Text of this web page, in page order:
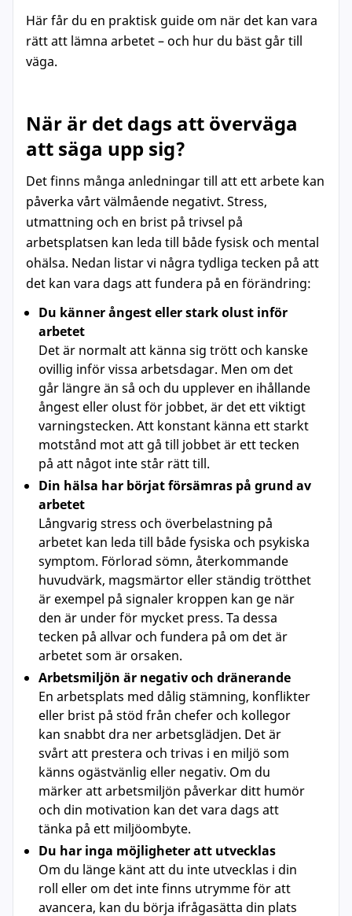
Här får du en praktisk guide om när det kan vara
rätt att lämna arbetet – och hur du bäst går till
väga.
När är det dags att överväga
att säga upp sig?
Det finns många anledningar till att ett arbete kan
påverka vårt välmående negativt. Stress,
utmattning och en brist på trivsel på
arbetsplatsen kan leda till både fysisk och mental
ohälsa. Nedan listar vi några tydliga tecken på att
det kan vara dags att fundera på en förändring:
Du känner ångest eller stark olust inför
arbetet
Det är normalt att känna sig trött och kanske
ovillig inför vissa arbetsdagar. Men om det
går längre än så och du upplever en ihållande
ångest eller olust för jobbet, är det ett viktigt
varningstecken. Att konstant känna ett starkt
motstånd mot att gå till jobbet är ett tecken
på att något inte står rätt till.
Din hälsa har börjat försämras på grund av
arbetet
Långvarig stress och överbelastning på
arbetet kan leda till både fysiska och psykiska
symptom. Förlorad sömn, återkommande
huvudvärk, magsmärtor eller ständig trötthet
är exempel på signaler kroppen kan ge när
den är under för mycket press. Ta dessa
tecken på allvar och fundera på om det är
arbetet som är orsaken.
Arbetsmiljön är negativ och dränerande
En arbetsplats med dålig stämning, konflikter
eller brist på stöd från chefer och kollegor
kan snabbt dra ner arbetsglädjen. Det är
svårt att prestera och trivas i en miljö som
känns ogästvänlig eller negativ. Om du
märker att arbetsmiljön påverkar ditt humör
och din motivation kan det vara dags att
tänka på ett miljöombyte.
Du har inga möjligheter att utvecklas
Om du länge känt att du inte utvecklas i din
roll eller om det inte finns utrymme för att
avancera, kan du börja ifrågasätta din plats